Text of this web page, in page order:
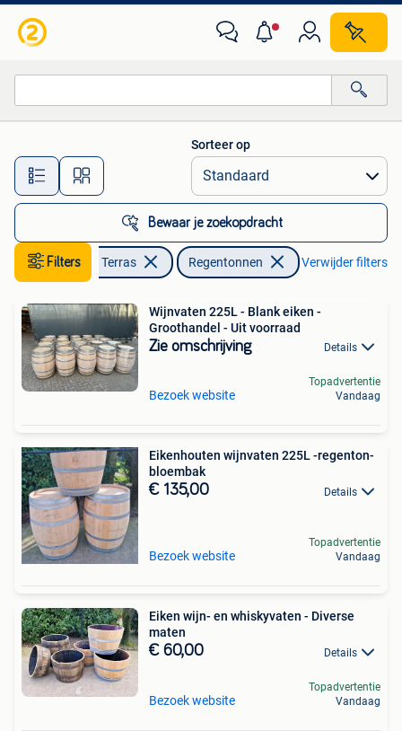
Alle afstanden…
Sorteer op
Bewaar je zoekopdracht
Filters
Tuin en Terras Regentonnen Verwijder filters
Wijnvaten 225L - Blank eiken -
Groothandel - Uit voorraad
Zie omschrijving Details
Bezoek website
Topadvertentie
Vandaag
Eikenhouten wijnvaten 225L -regenton-
bloembak
€ 135,00 Details
Bezoek website
Topadvertentie
Vandaag
Eiken wijn- en whiskyvaten - Diverse
maten
€ 60,00 Details
Bezoek website
Topadvertentie
Vandaag